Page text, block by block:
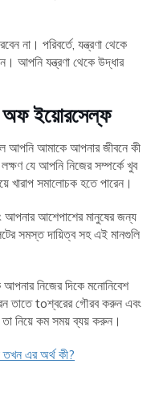
না। পরিবর্তে, যন্ত্রণা থেকে
আপনি যন্ত্রণা থেকে উদ্ধার
অফ ইয়োরসেল্ফ
আপনি আমাকে আপনার জীবনে কী
যে আপনি নিজের সম্পর্কে খুব
খারাপ সমালোচক হতে পারেন।
আশেপাশের মানুষের জন্য
সমস্ত দায়িত্ব সহ এই মানগুলি
নিজের দিকে মনোনিবেশ
তাতে toশ্বরের গৌরব করুন এবং
তা নিয়ে কম সময় ব্যয় করুন।
তখন এর অর্থ কী?